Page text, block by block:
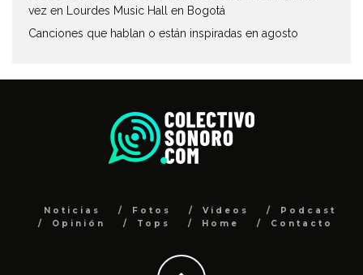
vez en Lourdes Music Hall en Bogotá
Canciones que hablan o están inspiradas en agosto
Noticias Fotos Videos
Podcast
Opinión
Tops Home Contacto